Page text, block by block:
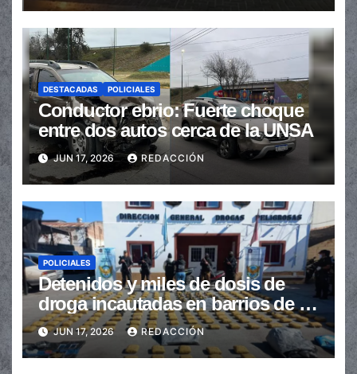
DESTACADAS POLICIALES
Conductor ebrio: Fuerte choque
entre dos autos cerca de la UNSA
JUN 17, 2026 REDACCIÓN
POLICIALES
Detenidos y miles de dosis de
droga incautadas en barrios de la
provincia
JUN 17, 2026 REDACCIÓN